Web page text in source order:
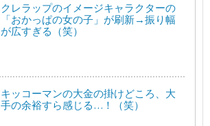
クレラップのイメージキャラクターの
「おかっぱの女の子」が刷新→振り幅
が広すぎる（笑）
キッコーマンの大金の掛けどころ、大
手の余裕すら感じる…！（笑）